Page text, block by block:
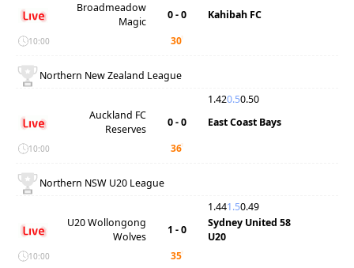
Broadmeadow
Magic
0 - 0 Kahibah FC
10:00 30'
Northern New Zealand League
1.420.50.50
Auckland FC
Reserves
0 - 0 East Coast Bays
10:00 36'
Northern NSW U20 League
1.441.50.49
U20 Wollongong
Wolves
1 - 0
Sydney United 58
U20
10:00 35'